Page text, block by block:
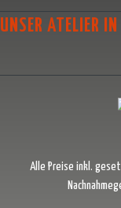
UNSER ATELIER
Alle Preise inkl.